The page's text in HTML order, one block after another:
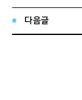
대권의 발행등
° 대관승인결과
다음글